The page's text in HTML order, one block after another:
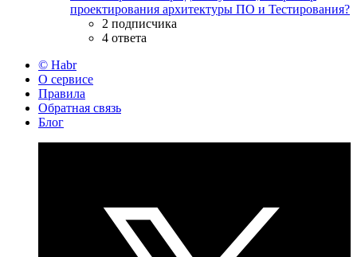
проектирования архитектуры ПО и Тестирования?
2 подписчика
4 ответа
© Habr
О сервисе
Правила
Обратная связь
Блог